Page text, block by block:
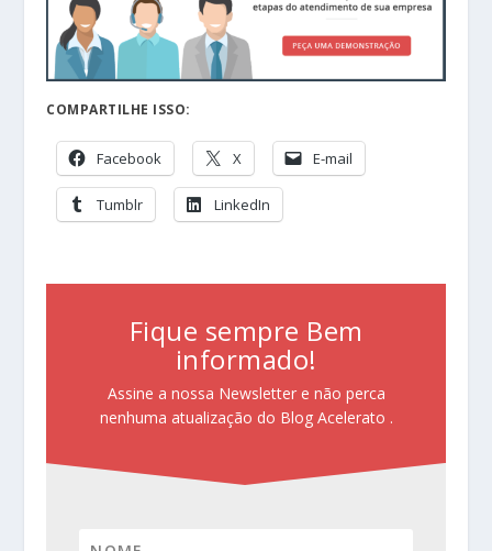
COMPARTILHE ISSO:
Facebook X E-mail
Tumblr LinkedIn
Fique sempre Bem
informado!
Assine a nossa Newsletter e não perca
nenhuma atualização do Blog Acelerato .